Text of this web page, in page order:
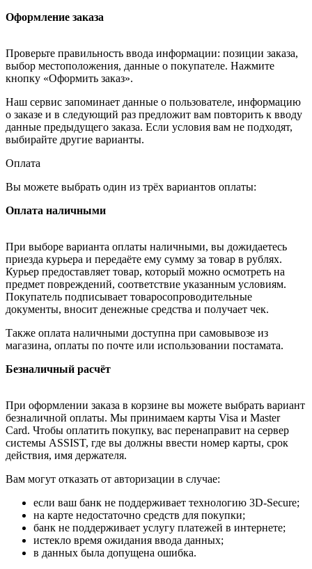
Оформление заказа
Проверьте правильность ввода информации: позиции заказа,
выбор местоположения, данные о покупателе. Нажмите
кнопку «Оформить заказ».
Наш сервис запоминает данные о пользователе, информацию
о заказе и в следующий раз предложит вам повторить к вводу
данные предыдущего заказа. Если условия вам не подходят,
выбирайте другие варианты.
Оплата
Вы можете выбрать один из трёх вариантов оплаты:
Оплата наличными
При выборе варианта оплаты наличными, вы дожидаетесь
приезда курьера и передаёте ему сумму за товар в рублях.
Курьер предоставляет товар, который можно осмотреть на
предмет повреждений, соответствие указанным условиям.
Покупатель подписывает товаросопроводительные
документы, вносит денежные средства и получает чек.
Также оплата наличными доступна при самовывозе из
магазина, оплаты по почте или использовании постамата.
Безналичный расчёт
При оформлении заказа в корзине вы можете выбрать вариант
безналичной оплаты. Мы принимаем карты Visa и Master
Card. Чтобы оплатить покупку, вас перенаправит на сервер
системы ASSIST, где вы должны ввести номер карты, срок
действия, имя держателя.
Вам могут отказать от авторизации в случае:
если ваш банк не поддерживает технологию 3D-Secure;
на карте недостаточно средств для покупки;
банк не поддерживает услугу платежей в интернете;
истекло время ожидания ввода данных;
в данных была допущена ошибка.